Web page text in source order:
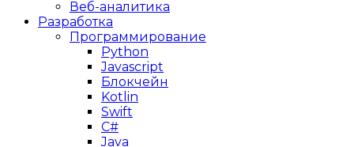
Веб-аналитика
Разработка
Программирование
Python
Javascript
Блокчейн
Kotlin
Swift
C#
Java